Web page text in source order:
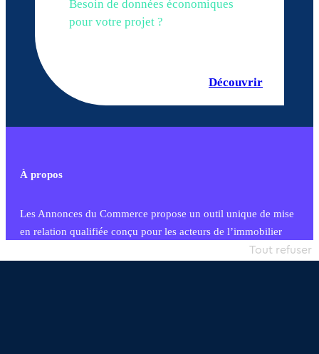
Besoin de données économiques
pour votre projet ?
Découvrir
À propos
Les Annonces du Commerce propose un outil unique de mise
en relation qualifiée conçu pour les acteurs de l’immobilier
commercial et les collectivités territoriales, simple et intégrant
Tout refuser